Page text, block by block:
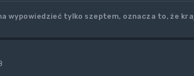
wypowiedzieć tylko szeptem, oznacza to, że